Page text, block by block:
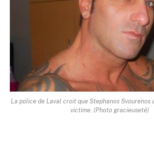
La police de Laval croit que Stephanos
victime. (Photo gracieuseté)